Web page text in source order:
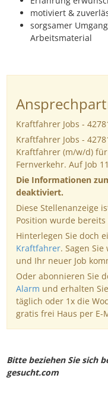
motiviert &
sorgsamer
Arbeitsmaterial
Kraftfahrer Jobs -
Kraftfahrer Jobs -
Kraftfahrer (m/w/d)
Fernverkehr. Auf Job
Die Informationen
deaktiviert.
Diese Stellenanzeige
Position wurde
Hinterlegen Sie doch
Kraftfahrer. Sagen
und Ihr neuer Job
Oder abonnieren Sie
Alarm und erhalten
täglich oder 1x die
gratis frei Haus per E-
Bitte beziehen Sie sich
gesucht.com